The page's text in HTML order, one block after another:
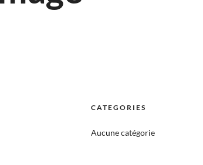
CATEGORIES
Aucune catégorie